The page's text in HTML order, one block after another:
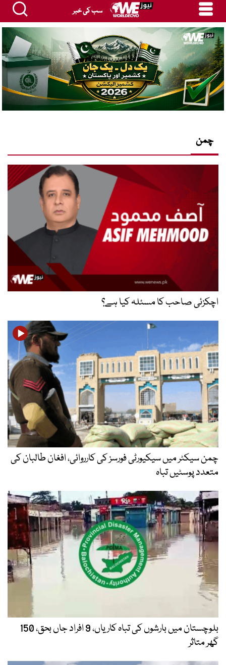
سب کی خبر
چمن
اچکزئی صاحب کا مسئلہ کیا ہے؟
چمن سیکٹر میں سیکیورٹی فورسز کی کارروائی، افغان طالبان کی
متعدد پوسٹیں تباہ
بلوچستان میں بارشوں کی تباہ کاریاں، 9 افراد جاں بحق، 150
گھر متاثر